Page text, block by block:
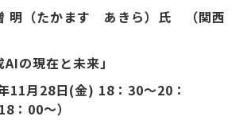
明（たかます あきら）氏 （関西
の現在と未来」
11月28日(金) 18：30～20：
：00～）